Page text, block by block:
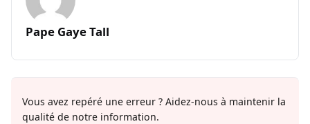
Pape Gaye Tall
Vous avez repéré une erreur ? Aidez-nous à maintenir la
qualité de notre information.